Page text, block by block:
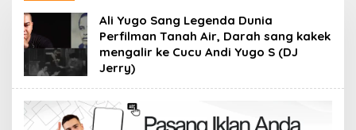
Ali Yugo Sang Legenda Dunia
Perfilman Tanah Air, Darah sang kakek
mengalir ke Cucu Andi Yugo S (DJ
Jerry)